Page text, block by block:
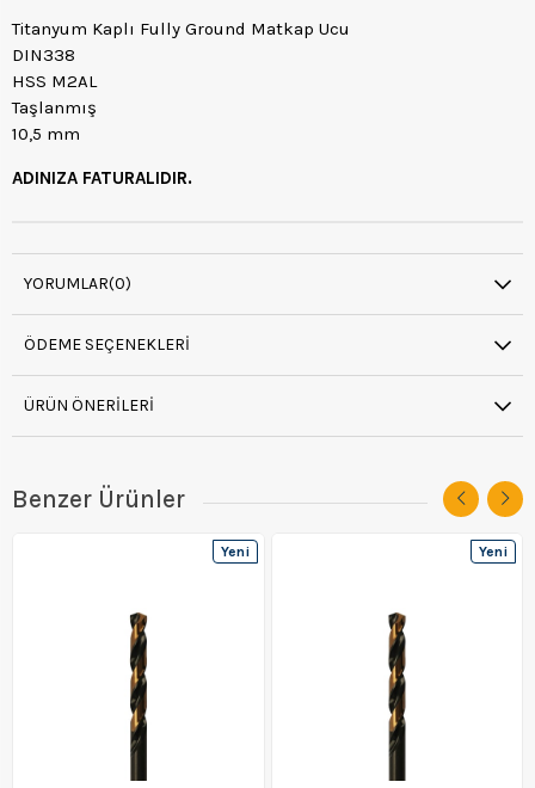
Titanyum Kaplı Fully Ground Matkap Ucu
DIN338
HSS M2AL
Taşlanmış
10,5 mm
ADINIZA FATURALIDIR.
YORUMLAR(0)
ÖDEME SEÇENEKLERI
ÜRÜN ÖNERILERI
Benzer Ürünler
Yeni
Yeni